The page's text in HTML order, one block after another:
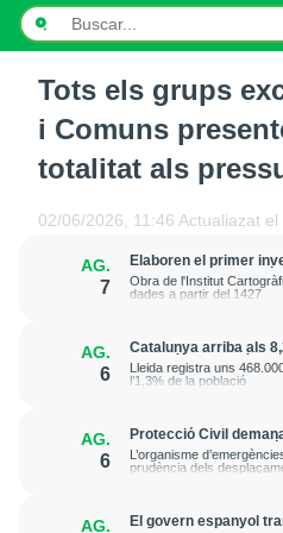
Tots els grups
i Comuns
totalitat als
02/06/2026, 11:46 Actualiazat el
AG.
7
Elaboren el primer
amb la documentació
Obra de l'Institut
dades a partir del 1427
AG.
6
Catalunya arriba als
gairebé un 1% més
Lleida registra uns
l’1,3% de la població
AG.
6
Protecció Civil
rius davant la previsió
dijous a la tarda
L’organisme
prudència dels
AG.
El govern espanyol